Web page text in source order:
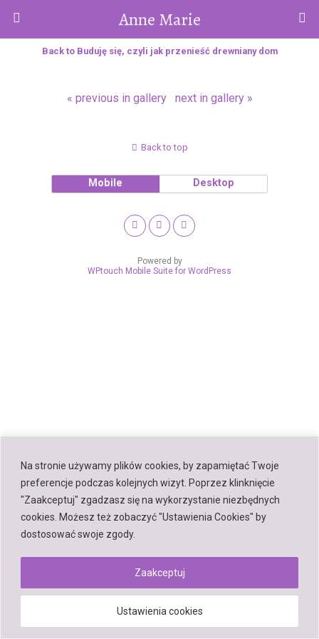
Na stronie używamy plików cookies, by zapamiętać Twoje
preferencje podczas kolejnych wizyt. Poprzez klinknięcie
"Zaakceptuj" zgadzasz się na wykorzystanie niezbędnych
cookies. Możesz też zobaczyć "Ustawienia Cookies" by
dostosować swoje zgody.
Ustawienia cookies
Zaakceptuj
Anne Marie
Back to Buduję się, czyli jak przenieść drewniany dom
« previous in gallery next in gallery »
Back to top
Mobile Desktop
Powered by
WPtouch Mobile Suite for WordPress